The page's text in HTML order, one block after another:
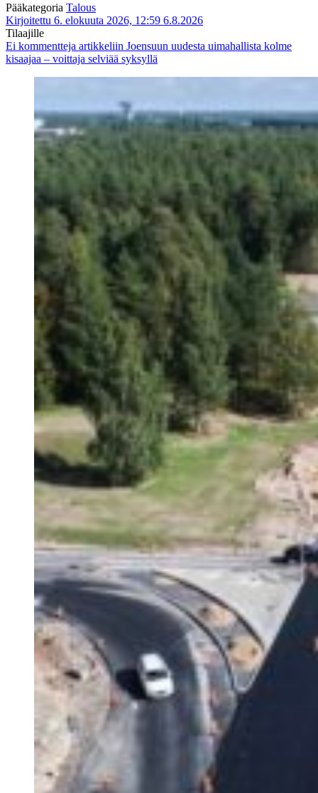
Pääkategoria Talous
Kirjoitettu 6. elokuuta 2026, 12:59 6.8.2026
Tilaajille
Ei kommentteja artikkeliin Joensuun uudesta uimahallista kolme
kisaajaa – voittaja selviää syksyllä